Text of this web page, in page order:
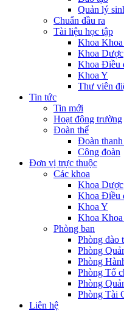
Quản lý
Chuẩn đầu ra
Tài liệu học tập
Khoa Khoa
Khoa Dược
Khoa Điều
Khoa Y
Thư viên
Tin tức
Tin mới
Hoạt động trường
Đoàn thể
Đoàn thanh
Công đoàn
Đơn vị trực thuộc
Các khoa
Khoa Dược
Khoa Điều
Khoa Y
Khoa Khoa
Phòng ban
Phòng đào
Phòng
Phòng
Phòng Tổ
Phòng
Phòng Tài
Liên hệ